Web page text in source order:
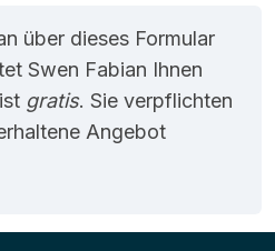
über dieses Formular
Swen Fabian Ihnen
gratis. Sie verpflichten
Angebot